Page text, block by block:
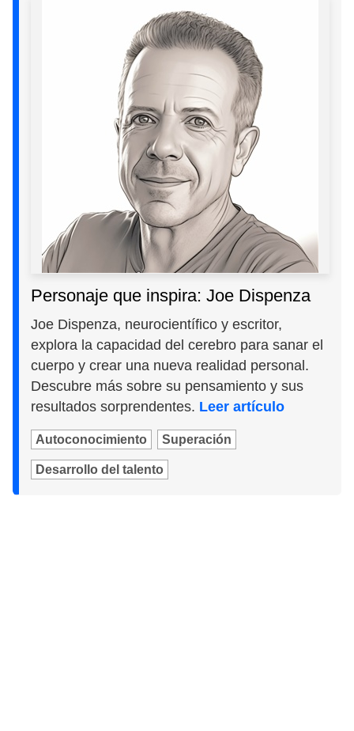
Personaje que inspira: Joe Dispenza
Joe Dispenza, neurocientífico y escritor,
explora la capacidad del cerebro para sanar el
cuerpo y crear una nueva realidad personal.
Descubre más sobre su pensamiento y sus
resultados sorprendentes. Leer artículo
Autoconocimiento Superación
Desarrollo del talento